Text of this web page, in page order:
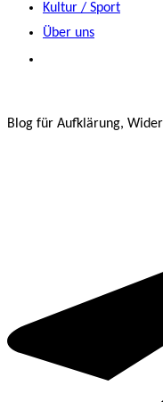
Kultur / Sport
Über uns
Blog für Aufklärung,